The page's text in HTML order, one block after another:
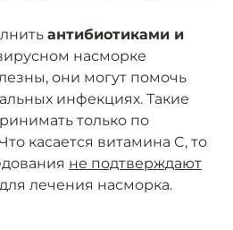
антибиотиками и
насморке
они могут помочь
инфекциях. Такие
только по
касается витамина C, то
не подтверждают
лечения насморка.